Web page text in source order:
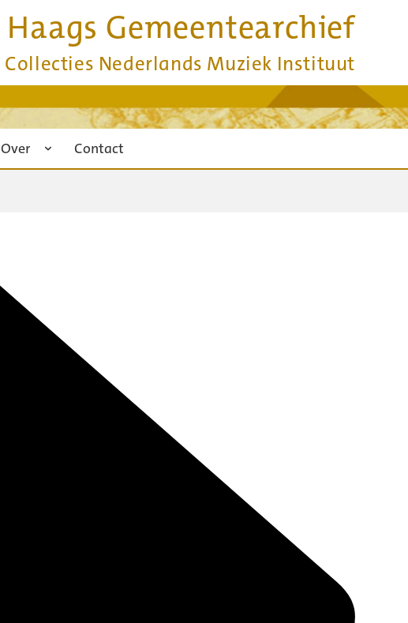
Haags Gemeentearchief
Collecties Nederlands Muziek Instituut
Over Contact